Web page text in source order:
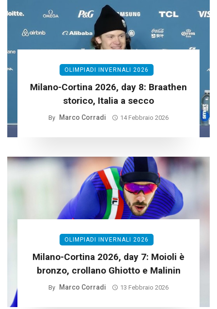
OLIMPIADI INVERNALI 2026
Milano-Cortina 2026, day 8: Braathen
storico, Italia a secco
By Marco Corradi 14 Febbraio 2026
OLIMPIADI INVERNALI 2026
Milano-Cortina 2026, day 7: Moioli è
bronzo, crollano Ghiotto e Malinin
By Marco Corradi 13 Febbraio 2026